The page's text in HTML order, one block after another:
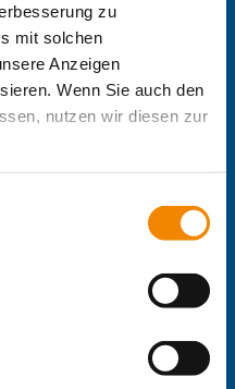
zu
mit solchen
Anzeigen
Wenn Sie auch den
nutzen wir diesen zur
Adresse und
Daten von anderen
mitunter auch, wenn Sie
Geräte verwenden,
(insb. die USA)
Dort ist kein der EU